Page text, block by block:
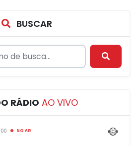
BUSCAR
RÁDIO AO VIVO